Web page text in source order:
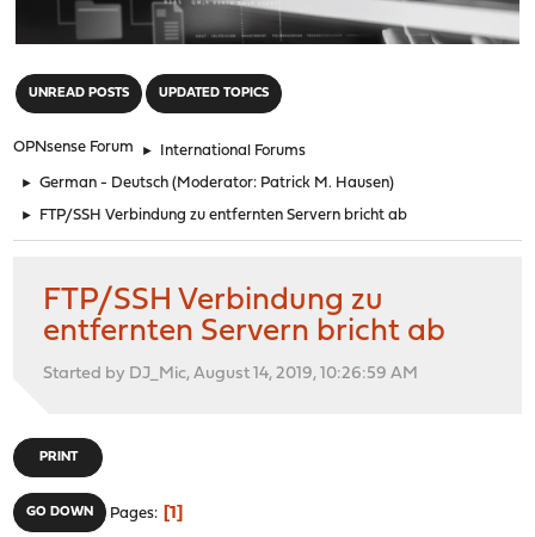
UNREAD POSTS UPDATED TOPICS
OPNsense Forum ► International Forums
► German - Deutsch (Moderator: Patrick M. Hausen)
► FTP/SSH Verbindung zu entfernten Servern bricht ab
FTP/SSH Verbindung zu
entfernten Servern bricht ab
Started by DJ_Mic, August 14, 2019, 10:26:59 AM
PRINT
GO DOWN Pages 1